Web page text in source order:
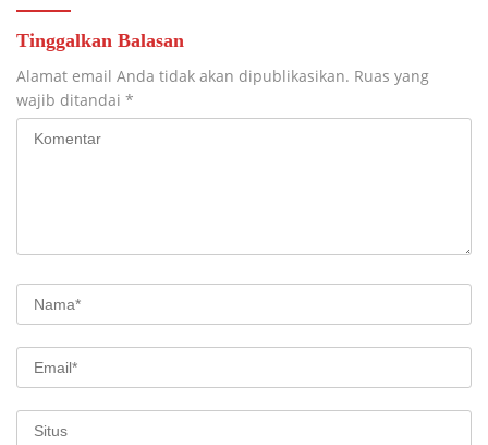
Tinggalkan Balasan
Alamat email Anda tidak akan dipublikasikan. Ruas yang
wajib ditandai *